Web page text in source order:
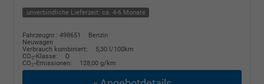
unverbindliche Lieferzeit: ca. 4-6 Monate
Fahrzeugnr.: 498651
Benzin
Neuwagen
Verbrauch kombiniert:
5,30 l/100km
CO2-Klasse:
D
CO2-Emissionen: 128,00 g/km